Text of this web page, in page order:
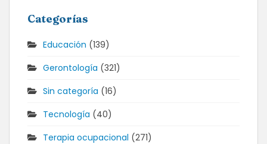
Categorías
Educación (139)
Gerontología (321)
Sin categoría (16)
Tecnología (40)
Terapia ocupacional (271)